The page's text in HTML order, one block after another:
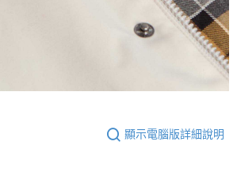
顯示電腦版詳細說明